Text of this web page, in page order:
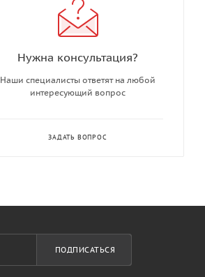
Нужна консультация?
Наши специалисты ответят на любой
интересующий вопрос
ЗАДАТЬ ВОПРОС
ПОДПИСАТЬСЯ